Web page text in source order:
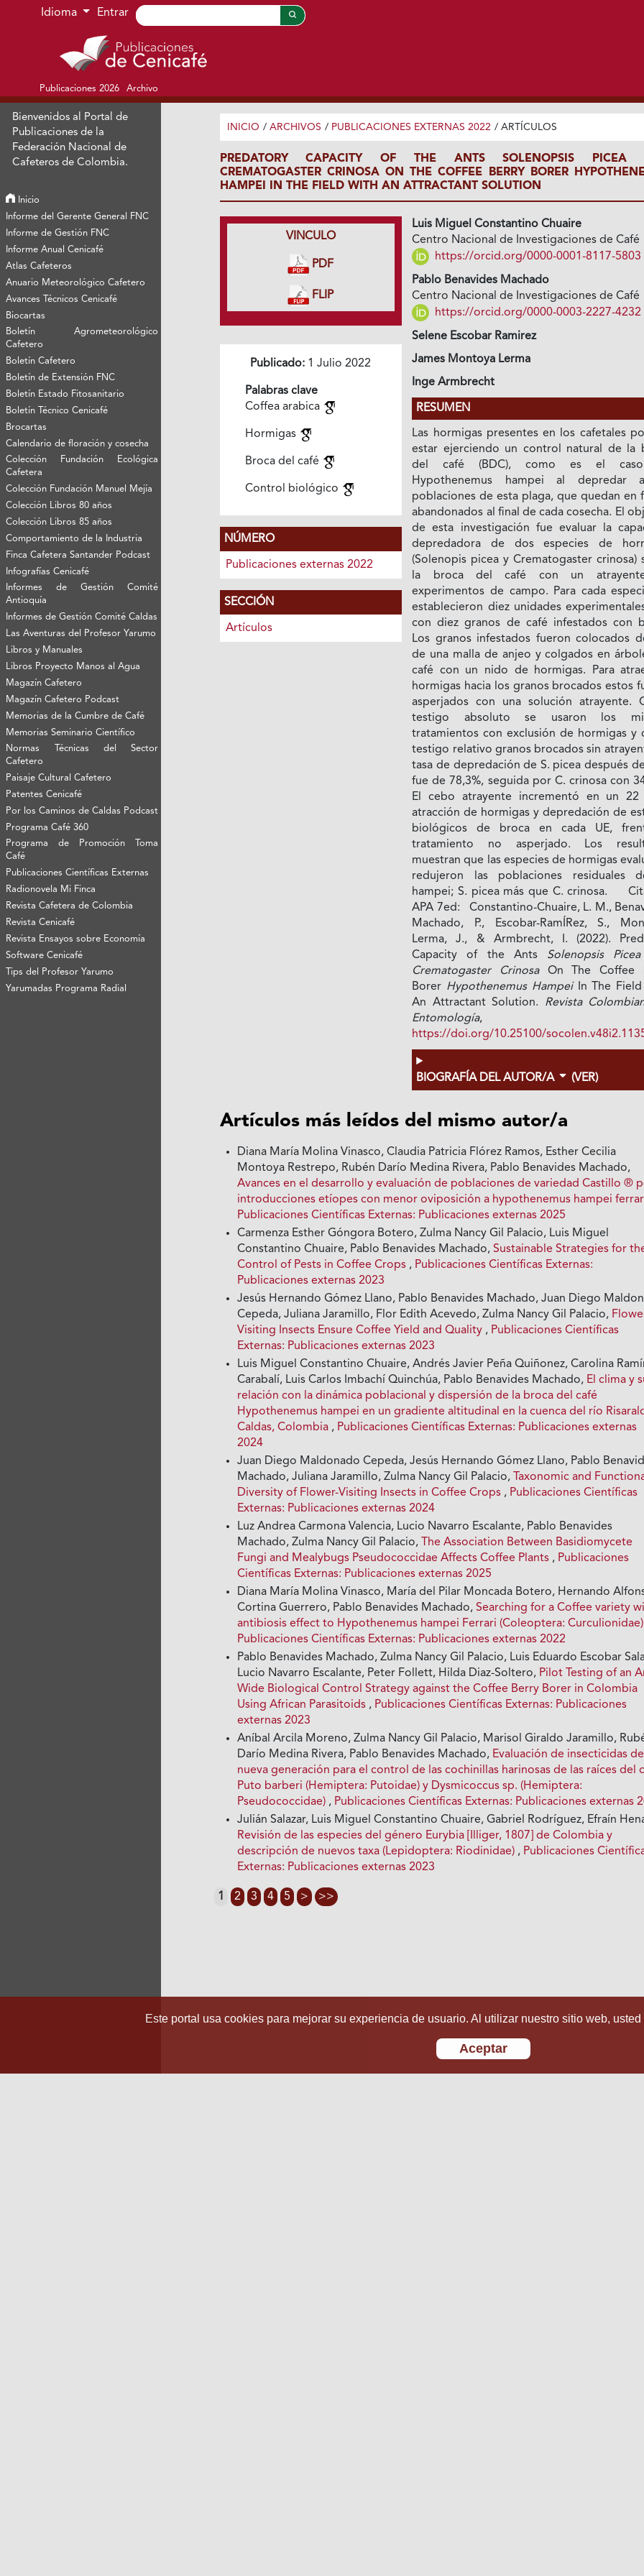
Ir al menú de navegación principal
Ir al contenido principal
Ir al pie de página del sitio
Idioma Entrar
Publicaciones 2026 Archivo
Bienvenidos al Portal de
Publicaciones de la
Federación Nacional de
Cafeteros de Colombia.
Inicio
Informe del Gerente General FNC
Informe de Gestión FNC
Informe Anual Cenicafé
Atlas Cafeteros
Anuario Meteorológico Cafetero
Avances Técnicos Cenicafé
Biocartas
Boletín Agrometeorológico
Cafetero
Boletín Cafetero
Boletín de Extensión FNC
Boletín Estado Fitosanitario
Boletín Técnico Cenicafé
Brocartas
Calendario de floración y cosecha
Colección Fundación Ecológica
Cafetera
Colección Fundación Manuel Mejía
Colección Libros 80 años
Colección Libros 85 años
Comportamiento de la Industria
Finca Cafetera Santander Podcast
Infografías Cenicafé
Informes de Gestión Comité
Antioquía
Informes de Gestión Comité Caldas
Las Aventuras del Profesor Yarumo
Libros y Manuales
Libros Proyecto Manos al Agua
Magazín Cafetero
Magazín Cafetero Podcast
Memorias de la Cumbre de Café
Memorias Seminario Científico
Normas Técnicas del Sector
Cafetero
Paisaje Cultural Cafetero
Patentes Cenicafé
Por los Caminos de Caldas Podcast
Programa Café 360
Programa de Promoción Toma
Café
Publicaciones Científicas Externas
Radionovela Mi Finca
Revista Cafetera de Colombia
Revista Cenicafé
Revista Ensayos sobre Economía
Software Cenicafé
Tips del Profesor Yarumo
Yarumadas Programa Radial
INICIO / ARCHIVOS / PUBLICACIONES EXTERNAS 2022 / ARTÍCULOS
PREDATORY CAPACITY OF THE ANTS SOLENOPSIS PICEA
CREMATOGASTER CRINOSA ON THE COFFEE BERRY BORER
HAMPEI IN THE FIELD WITH AN ATTRACTANT SOLUTION
VINCULO
PDF
FLIP
Publicado: 1 Julio 2022
Palabras clave
Coffea arabica
Hormigas
Broca del café
Control biológico
NÚMERO
Publicaciones externas 2022
SECCIÓN
Artículos
Luis Miguel Constantino Chuaire
Centro Nacional de Investigaciones de Café
https://orcid.org/0000-0001-8117-5803
Pablo Benavides Machado
Centro Nacional de Investigaciones de Café
https://orcid.org/0000-0003-2227-4232
Selene Escobar Ramirez
James Montoya Lerma
Inge Armbrecht
RESUMEN
Las hormigas presentes en los cafetales
estar ejerciendo un control natural de la
del café (BDC), como es el
Hypothenemus hampei al depredar
poblaciones de esta plaga, que quedan en
abandonados al final de cada cosecha. El
de esta investigación fue evaluar la
depredadora de dos especies de
(Solenopis picea y Crematogaster crinosa)
la broca del café con un
experimentos de campo. Para cada
establecieron diez unidades
con diez granos de café infestados con
Los granos infestados fueron colocados
de una malla de anjeo y colgados en
café con un nido de hormigas. Para
hormigas hacia los granos brocados estos
asperjados con una solución atrayente.
testigo absoluto se usaron los
tratamientos con exclusión de hormigas y
testigo relativo granos brocados sin
tasa de depredación de S. picea después
fue de 78,3%, seguida por C. crinosa con
El cebo atrayente incrementó en un 22
atracción de hormigas y depredación de
biológicos de broca en cada UE,
tratamiento no asperjado. Los
muestran que las especies de hormigas
redujeron las poblaciones residuales
hampei; S. picea más que C. crinosa.
APA 7ed: Constantino-Chuaire, L. M.,
Machado, P., Escobar-RamÍRez, S.,
Lerma, J., & Armbrecht, I. (2022).
Capacity of the Ants Solenopsis Picea
Crematogaster CrinosaOn The Coffee
Borer Hypothenemus HampeiIn The Field
An Attractant Solution. Revista
Entomología,
https://doi.org/10.25100/
BIOGRAFÍA DEL AUTOR/A (VER)
Artículos más leídos del mismo autor/a
Diana María Molina Vinasco, Claudia Patricia Flórez Ramos, Esther Cecilia
Montoya Restrepo, Rubén Darío Medina Rivera, Pablo Benavides Machado,
Avances en el desarrollo y evaluación de poblaciones de variedad Castillo ®
introducciones etíopes con menor oviposición a hypothenemus hampei
Publicaciones Científicas Externas: Publicaciones externas 2025
Carmenza Esther Góngora Botero, Zulma Nancy Gil Palacio, Luis Miguel
Constantino Chuaire, Pablo Benavides Machado,Sustainable Strategies for
Control of Pests in Coffee Crops , Publicaciones Científicas Externas:
Publicaciones externas 2023
Jesús Hernando Gómez Llano, Pablo Benavides Machado, Juan Diego
Cepeda, Juliana Jaramillo, Flor Edith Acevedo, Zulma Nancy Gil Palacio,
Visiting Insects Ensure Coffee Yield and Quality , Publicaciones Científicas
Externas: Publicaciones externas 2023
Luis Miguel Constantino Chuaire, Andrés Javier Peña Quiñonez, Carolina
Carabalí, Luis Carlos Imbachí Quinchúa, Pablo Benavides Machado, El clima y
relación con la dinámica poblacional y dispersión de la broca del café
Hypothenemus hampei en un gradiente altitudinal en la cuenca del río
Caldas, Colombia , Publicaciones Científicas Externas: Publicaciones externas
2024
Juan Diego Maldonado Cepeda, Jesús Hernando Gómez Llano, Pablo
Machado, Juliana Jaramillo, Zulma Nancy Gil Palacio,
Taxonomic and
Diversity of Flower-Visiting Insects in Coffee Crops , Publicaciones Científicas
Externas: Publicaciones externas 2024
Luz Andrea Carmona Valencia, Lucio Navarro Escalante, Pablo Benavides
Machado, Zulma Nancy Gil Palacio,
The Association Between Basidiomycete
Fungi and Mealybugs Pseudococcidae Affects Coffee Plants , Publicaciones
Científicas Externas: Publicaciones externas 2025
Diana María Molina Vinasco, María del Pilar Moncada Botero, Hernando
Cortina Guerrero, Pablo Benavides Machado,Searching for a Coffee variety
antibiosis effect to Hypothenemus hampei Ferrari (Coleoptera: Curculionidae)
Publicaciones Científicas Externas: Publicaciones externas 2022
Pablo Benavides Machado, Zulma Nancy Gil Palacio, Luis Eduardo Escobar
Lucio Navarro Escalante, Peter Follett, Hilda Diaz-Soltero, Pilot Testing of an
Wide Biological Control Strategy against the Coffee Berry Borer in Colombia
Using African Parasitoids , Publicaciones Científicas Externas: Publicaciones
externas 2023
Aníbal Arcila Moreno, Zulma Nancy Gil Palacio, Marisol Giraldo Jaramillo,
Darío Medina Rivera, Pablo Benavides Machado, Evaluación de insecticidas de
nueva generación para el control de las cochinillas harinosas de las raíces del
Puto barberi (Hemiptera: Putoidae) y Dysmicoccus sp. (Hemiptera:
Pseudococcidae) , Publicaciones Científicas Externas: Publicaciones externas
Julián Salazar, Luis Miguel Constantino Chuaire, Gabriel Rodríguez, Efraín
Revisión de las especies del género Eurybia [Illiger, 1807] de Colombia y
descripción de nuevos taxa (Lepidoptera: Riodinidae) , Publicaciones
Externas: Publicaciones externas 2023
1 2 3 4 5 > >>
Este portal usa cookies para mejorar su experiencia de usuario. Al utilizar nuestro sitio web,
Aceptar